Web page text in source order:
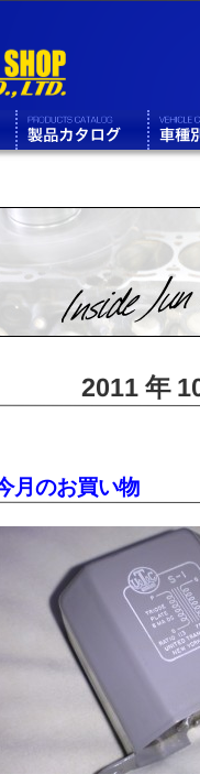
2011 年
月のお買い物